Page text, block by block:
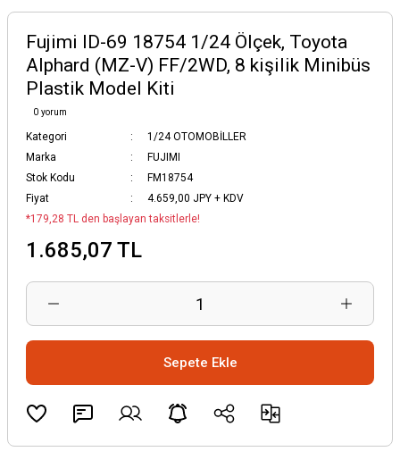
Fujimi ID-69 18754 1/24 Ölçek, Toyota
Alphard (MZ-V) FF/2WD, 8 kişilik Minibüs
Plastik Model Kiti
0 yorum
Kategori
1/24 OTOMOBİLLER
Marka
FUJIMI
Stok Kodu
FM18754
Fiyat
4.659,00 JPY + KDV
*179,28 TL den başlayan taksitlerle!
1.685,07 TL
Sepete Ekle